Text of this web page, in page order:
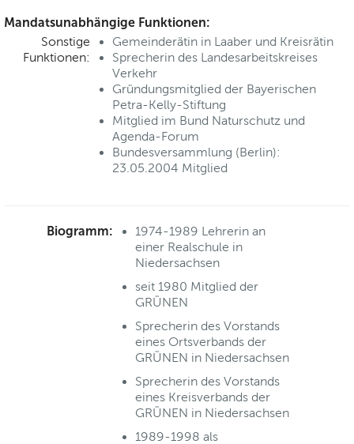
Mandatsunabhängige Funktionen:
Sonstige
Funktionen:
Gemeinderätin in Laaber und Kreisrätin
Sprecherin des Landesarbeitskreises
Verkehr
Gründungsmitglied der Bayerischen
Petra-Kelly-Stiftung
Mitglied im Bund Naturschutz und
Agenda-Forum
Bundesversammlung (Berlin):
23.05.2004 Mitglied
Biogramm:
1974-1989 Lehrerin an
einer Realschule in
Niedersachsen
seit 1980 Mitglied der
GRÜNEN
Sprecherin des Vorstands
eines Ortsverbands der
GRÜNEN in Niedersachsen
Sprecherin des Vorstands
eines Kreisverbands der
GRÜNEN in Niedersachsen
1989-1998 als